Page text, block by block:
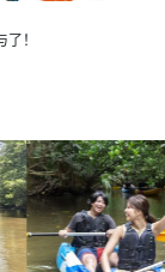
细地为您讲解，
！